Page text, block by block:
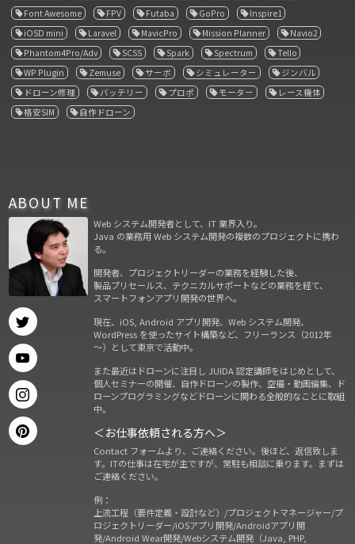
Font Awesome
FPV Futaba GoPro
Inspire1
iOSD mini
Laravel MavicPro Mission Planner
Navio2
Phantom4Pro/Adv
SCSS Spark Spectrum
Tello
WP Plugin
Zemuse サーボ シミュレーター
ジンバル
ドローン修理
バッテリー プロポ モーター
レース機体
格安SIM
自作ドローン
ABOUT ME
Web システム開発者として、IT 業界入り。
Java の業務用 Web システム開発の複数のプロジェクトに携わ
る。
開発者、プロジェクトリーダーの業務を経験した後、
製品プリセールス、テクニカルサポートなどの業務を経て、
スマートフォンアプリ開発の世界へ。
現在、iOS, Android アプリ開発、Web システム開発、
WordPress を使ったサイト構築など、フリーランス（2012年
～）として東京で活動中。
また最近はドローンに注目し JUIDA 認定講師をはじめとして、
個人セミナーの開催、自作ドローンの製作、空撮・動画編集、ド
ローンプログラミングなどドローンに関わる全般的なことに取組
中。
＜お仕事依頼される方へ＞
Contact フォームより、ご連絡ください。後ほど、返信致しま
す。ITの仕事は在宅が主ですが、常駐も相談に乗ります。まずは
ご連絡ください。
例：
上流工程（要件定義・設計など）/プロジェクトマネージャー/プ
ロジェクトリーダー/iOSアプリ開発/Androidアプリ開
発/Android Wear開発/Webシステム開発（Java, PHP,